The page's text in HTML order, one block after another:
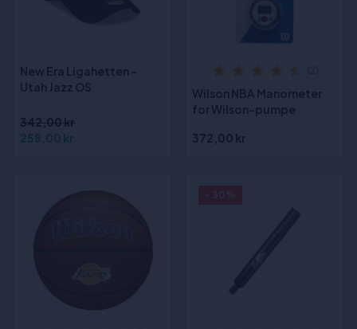
New Era Ligahetten -
Utah Jazz OS
342,00 kr
258,00 kr
Wilson NBA Manometer
for Wilson-pumpe
372,00 kr